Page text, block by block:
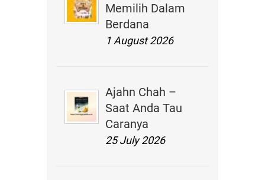
Memilih Dalam
Berdana
1 August 2026
Ajahn Chah –
Saat Anda Tau
Caranya
25 July 2026